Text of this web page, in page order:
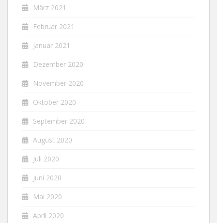
März 2021
Februar 2021
Januar 2021
Dezember 2020
November 2020
Oktober 2020
September 2020
August 2020
Juli 2020
Juni 2020
Mai 2020
April 2020